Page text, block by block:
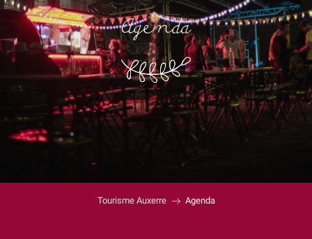
Agenda
Tourisme Auxerre Agenda